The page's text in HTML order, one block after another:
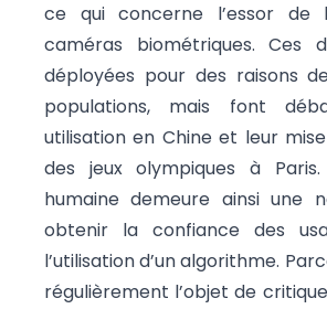
ce qui concerne l’essor de
caméras biométriques. Ces
déployées pour des raisons
populations, mais font
utilisation en Chine et leur
des jeux olympiques à
humaine demeure ainsi une
obtenir la confiance des
l’utilisation d’un algorithme.
régulièrement l’objet de